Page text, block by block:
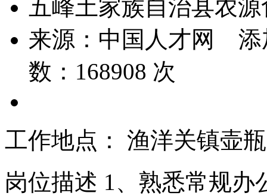
五峰土家族自治县农
来源： 中国人才网
添
数： 168908 次
工作地点： 渔洋关镇壶
岗位描述 1、熟悉常规